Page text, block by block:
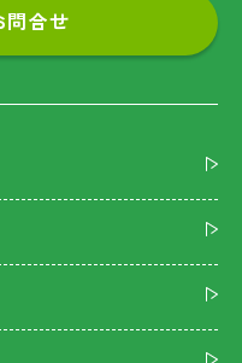
問合せ